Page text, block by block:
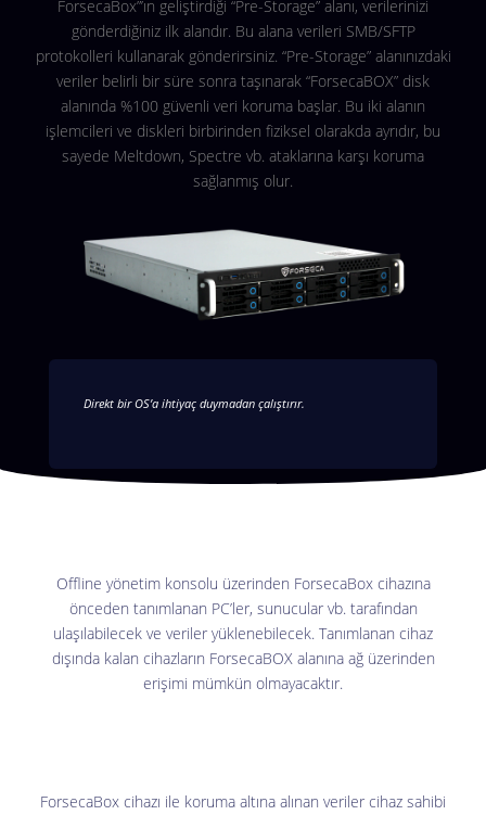
ForsecaBox”’ın geliştirdiği “Pre-Storage” alanı, verilerinizi
gönderdiğiniz ilk alandır. Bu alana verileri SMB/SFTP
protokolleri kullanarak gönderirsiniz. “Pre-Storage” alanınızdaki
veriler belirli bir süre sonra taşınarak “ForsecaBOX” disk
alanında %100 güvenli veri koruma başlar. Bu iki alanın
işlemcileri ve diskleri birbirinden fiziksel olarakda ayrıdır, bu
sayede Meltdown, Spectre vb. ataklarına karşı koruma
sağlanmış olur.
Direkt bir OS’a ihtiyaç duymadan çalıştırır.
Offline yönetim konsolu üzerinden ForsecaBox cihazına
önceden tanımlanan PC’ler, sunucular vb. tarafından
ulaşılabilecek ve veriler yüklenebilecek. Tanımlanan cihaz
dışında kalan cihazların ForsecaBOX alanına ağ üzerinden
erişimi mümkün olmayacaktır.
ForsecaBox cihazı ile koruma altına alınan veriler cihaz sahibi